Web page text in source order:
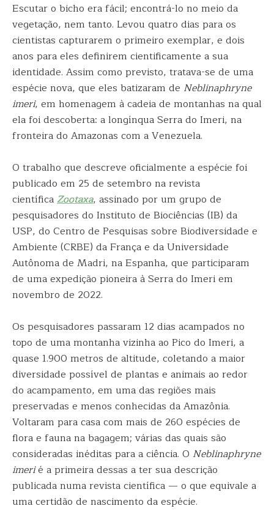
Escutar o bicho era fácil; encontrá-lo no meio da
vegetação, nem tanto. Levou quatro dias para os
cientistas capturarem o primeiro exemplar, e dois
anos para eles definirem cientificamente a sua
identidade. Assim como previsto, tratava-se de uma
espécie nova, que eles batizaram de Neblinaphryne
imeri, em homenagem à cadeia de montanhas na qual
ela foi descoberta: a longínqua Serra do Imeri, na
fronteira do Amazonas com a Venezuela.
O trabalho que descreve oficialmente a espécie foi
publicado em 25 de setembro na revista
científicaZootaxa, assinado por um grupo de
pesquisadores do Instituto de Biociências (IB) da
USP, do Centro de Pesquisas sobre Biodiversidade e
Ambiente (CRBE) da França e da Universidade
Autônoma de Madri, na Espanha, que participaram
de uma expedição pioneira à Serra do Imeri em
novembro de 2022.
Os pesquisadores passaram 12 dias acampados no
topo de uma montanha vizinha ao Pico do Imeri, a
quase 1.900 metros de altitude, coletando a maior
diversidade possível de plantas e animais ao redor
do acampamento, em uma das regiões mais
preservadas e menos conhecidas da Amazônia.
Voltaram para casa com mais de 260 espécies de
flora e fauna na bagagem; várias das quais são
consideradas inéditas para a ciência. O Neblinaphryne
imerié a primeira dessas a ter sua descrição
publicada numa revista científica — o que equivale a
uma certidão de nascimento da espécie.